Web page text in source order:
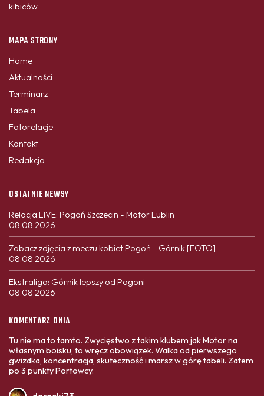
kibiców
MAPA STRONY
Home
Aktualności
Terminarz
Tabela
Fotorelacje
Kontakt
Redakcja
OSTATNIE NEWSY
Relacja LIVE: Pogoń Szczecin - Motor Lublin
08.08.2026
Zobacz zdjęcia z meczu kobiet Pogoń - Górnik [FOTO]
08.08.2026
Ekstraliga: Górnik lepszy od Pogoni
08.08.2026
KOMENTARZ DNIA
Tu nie ma to tamto. Zwycięstwo z takim klubem jak Motor na
własnym boisku, to wręcz obowiązek. Walka od pierwszego
gwizdka, koncentracja, skuteczność i marsz w górę tabeli. Zatem
po 3 punkty Portowcy.